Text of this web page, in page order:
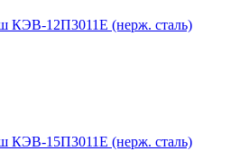
КЭВ-12П3011E (нерж. сталь)
КЭВ-15П3011E (нерж. сталь)